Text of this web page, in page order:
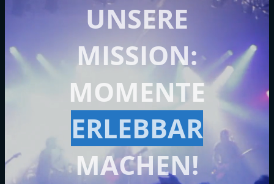
UNSERE
MISSION:
MOMENTE
ERLEBBAR
MACHEN!